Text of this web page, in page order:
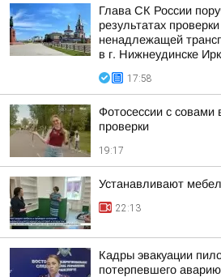
Глава СК России
результатах
ненадлежащей
в г. Нижнеудинске
17:58
Фотосессии с совами
проверки
19:17
Устанавливают
22:13
Кадры эвакуации
потерпевшего